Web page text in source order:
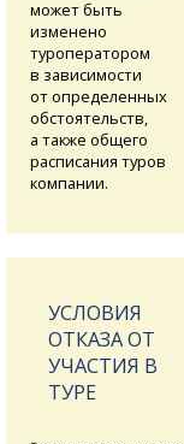
может быть
изменено
туроператором
в зависимости
от определенных
обстоятельств,
а также общего
расписания туров
компании.
УСЛОВИЯ
ОТКАЗА ОТ
УЧАСТИЯ В
ТУРЕ